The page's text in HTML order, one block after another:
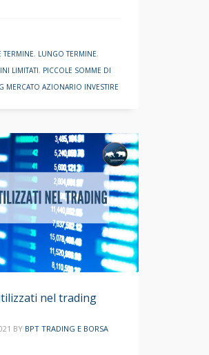
TERMINE, LUNGO TERMINE,
LIMITATI, PICCOLE SOMME DI
MERCATO AZIONARIO INVESTIRE
nel trading
BY BPT TRADING E BORSA